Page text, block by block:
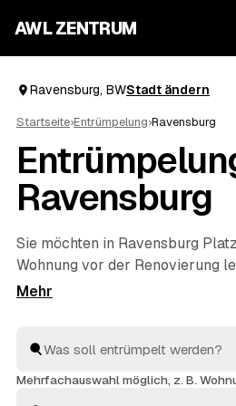
AWL ZENTRUM
Ravensburg, BWStadt ändern
Startseite›Entrümpelung›Ravensburg
Ravensburg
Sie möchten in Ravensburg
Wohnung vor der Renovierung
Nachlass auflösen?
einzelnen Raum bis zur
Haushaltsauflösungwird alles
Mehrfachauswahl möglich, z. B.